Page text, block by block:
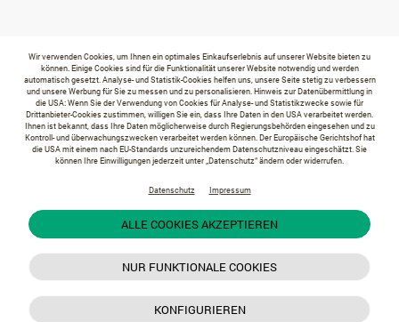
Wir verwenden Cookies, um Ihnen ein optimales Einkaufserlebnis auf unserer Website bieten zu
können. Einige Cookies sind für die Funktionalität unserer Website notwendig und werden
automatisch gesetzt. Analyse- und Statistik-Cookies helfen uns, unsere Seite stetig zu verbessern
und unsere Werbung für Sie zu messen und zu personalisieren. Hinweis zur Datenübermittlung in
die USA: Wenn Sie der Verwendung von Cookies für Analyse- und Statistikzwecke sowie für
Drittanbieter-Cookies zustimmen, willigen Sie ein, dass Ihre Daten in den USA verarbeitet werden.
Ihnen ist bekannt, dass Ihre Daten möglicherweise durch Regierungsbehörden eingesehen und zu
Kontroll- und überwachungszwecken verarbeitet werden können. Der Europäische Gerichtshof hat
die USA mit einem nach EU-Standards unzureichendem Datenschutzniveau eingeschätzt. Sie
können Ihre Einwilligungen jederzeit unter „Datenschutz“ ändern oder widerrufen.
Datenschutz Impressum
ALLE COOKIES AKZEPTIEREN
NUR FUNKTIONALE COOKIES
KONFIGURIEREN